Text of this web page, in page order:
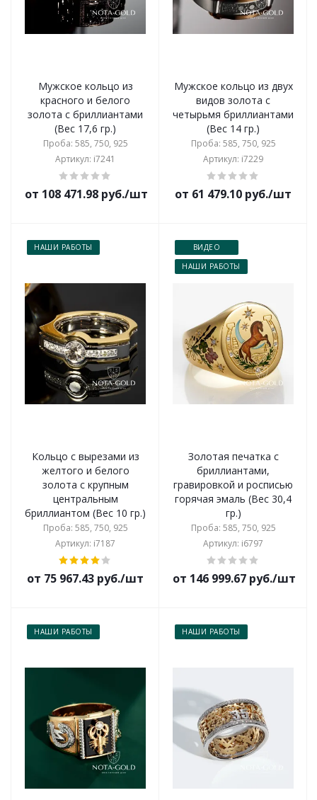
Мужское кольцо из
красного и белого
золота с бриллиантами
(Вес 17,6 гр.)
Проба: 585, 750, 925
Артикул: i7241
от 108 471.98 руб./шт
Мужское кольцо из двух
видов золота с
четырьмя бриллиантами
(Вес 14 гр.)
Проба: 585, 750, 925
Артикул: i7229
от 61 479.10 руб./шт
НАШИ РАБОТЫ
Кольцо с вырезами из
желтого и белого
золота с крупным
центральным
бриллиантом (Вес 10 гр.)
Проба: 585, 750, 925
Артикул: i7187
от 75 967.43 руб./шт
ВИДЕО
НАШИ РАБОТЫ
Золотая печатка с
бриллиантами,
гравировкой и росписью
горячая эмаль (Вес 30,4
гр.)
Проба: 585, 750, 925
Артикул: i6797
от 146 999.67 руб./шт
НАШИ РАБОТЫ НАШИ РАБОТЫ